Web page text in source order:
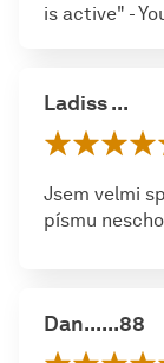
is active" -
Ladiss ...
Jsem velmi
písmu
Dan......88